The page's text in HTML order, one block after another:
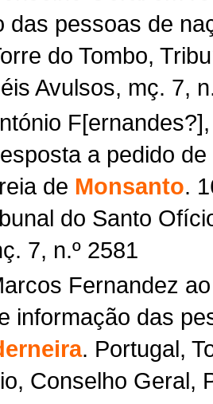
das pessoas de
do Tombo,
Avulsos, mç. 7,
a pedido
de Monsanto.
do Santo
7, n.º 2581
Fernandez
informação das
. Portugal,
Conselho Geral,